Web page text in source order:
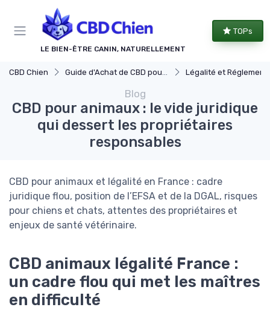
LE BIEN-ÊTRE CANIN, NATURELLEMENT
TOPs
CBD Chien Guide d'Achat de CBD pour Chiens Légalité et Réglementations du CBD pour
Blog
CBD pour animaux : le vide juridique
qui dessert les propriétaires
responsables
CBD pour animaux et légalité en France : cadre
juridique flou, position de l’EFSA et de la DGAL, risques
pour chiens et chats, attentes des propriétaires et
enjeux de santé vétérinaire.
CBD animaux légalité France :
un cadre flou qui met les maîtres
en difficulté
Panneau de gestion des cookies